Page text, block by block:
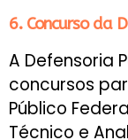
6. Concurso da
A Defensoria
concursos
Público
Técnico e